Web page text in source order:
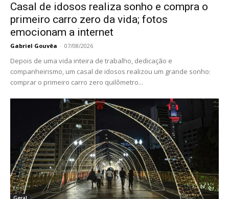
Casal de idosos realiza sonho e compra o
primeiro carro zero da vida; fotos
emocionam a internet
Gabriel Gouvêa - 07/08/2026
Depois de uma vida inteira de trabalho, dedicação e
companheirismo, um casal de idosos realizou um grande sonho:
comprar o primeiro carro zero quilômetro...